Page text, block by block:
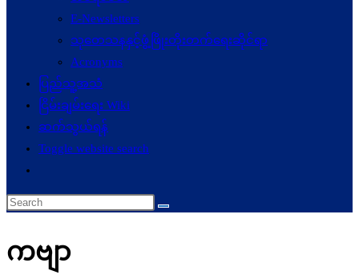
E-Newsletters
သုတေသနနှင့်ဖွံ့ဖြိုးတိုးတက်ရေးဆိုင်ရာ
Acronyms
ပြည်သူ့အသံ
ငြိမ်းချမ်းရေး Wiki
ဆက်သွယ်ရန်
Toggle website search
ကဗျာ